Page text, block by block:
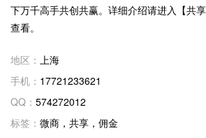
下万千高手共创共赢。详细介绍请进入【共
查看。
地区： 上海
手机： 17721233621
QQ： 574272012
标签： 微商，共享，佣金